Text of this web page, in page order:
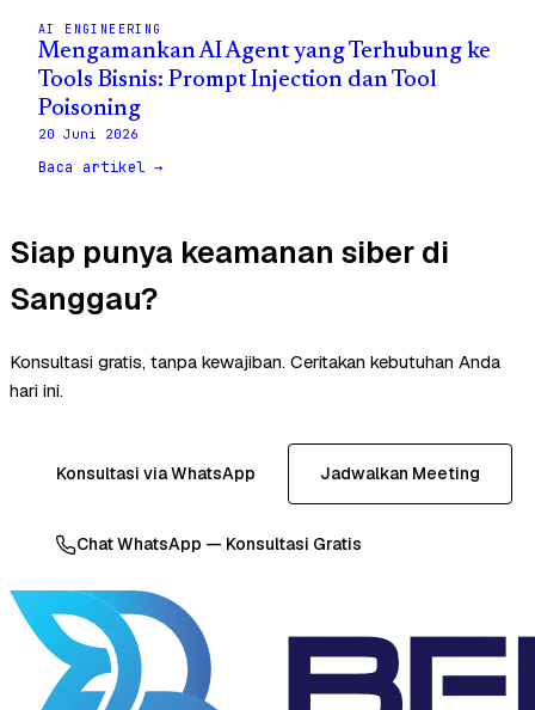
AI ENGINEERING
Mengamankan AI Agent yang Terhubung ke
Tools Bisnis: Prompt Injection dan Tool
Poisoning
20 Juni 2026
Baca artikel →
Siap punya keamanan siber di
Sanggau?
Konsultasi gratis, tanpa kewajiban. Ceritakan kebutuhan Anda
hari ini.
Konsultasi via WhatsApp Jadwalkan Meeting
Chat WhatsApp — Konsultasi Gratis